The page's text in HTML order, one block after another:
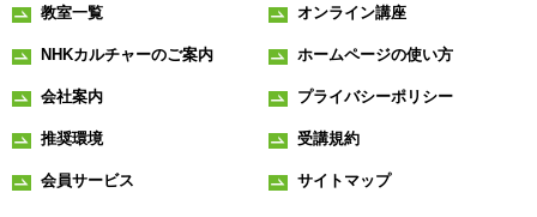
教室一覧 オンライン講座
NHKカルチャーのご案内 ホームページの使い方
会社案内 プライバシーポリシー
推奨環境 受講規約
会員サービス サイトマップ